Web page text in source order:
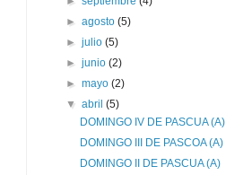
►agosto(5)
►julio(5)
►junio(2)
►mayo(2)
▼abril(5)
DOMINGO IV DE PASCUA (A)
DOMINGO III DE PASCOA (A)
DOMINGO II DE PASCUA (A)